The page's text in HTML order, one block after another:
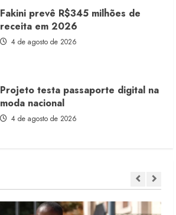
Projeto testa passaporte digital na
moda nacional
4 de agosto de 2026
Dia dos Pais reforça retomada da
moda no varejo
7 de agosto de 2026